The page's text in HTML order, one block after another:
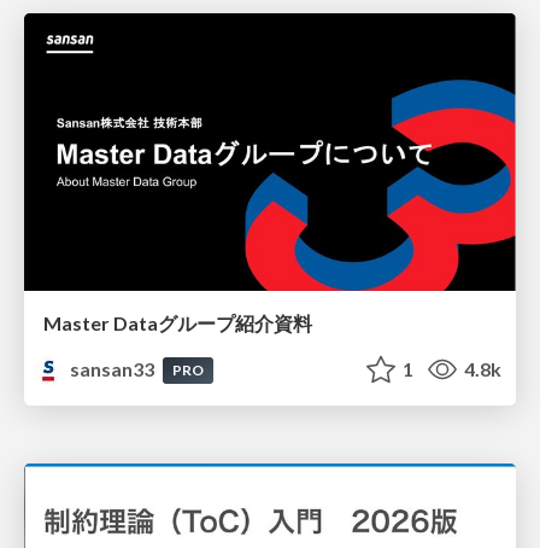
Master Dataグループ紹介資料
sansan33
PRO 1 4.8k